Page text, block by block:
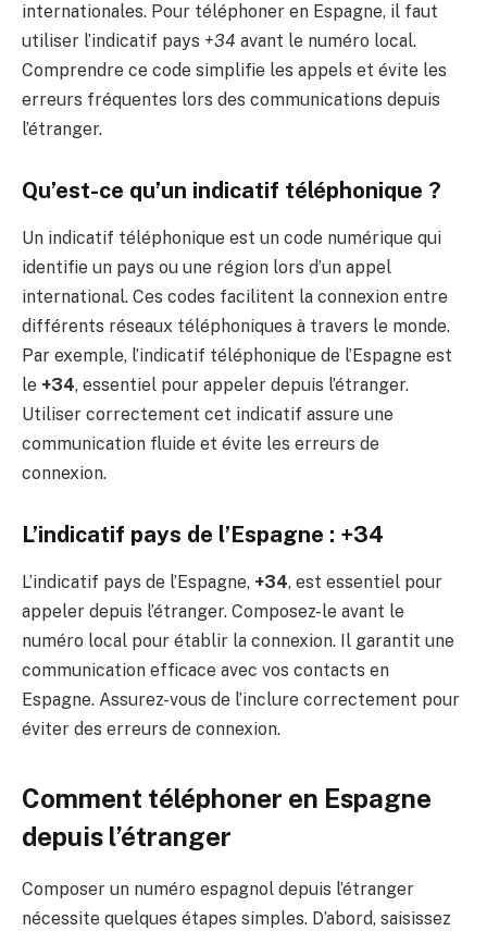
internationales. Pour téléphoner en Espagne, il faut
utiliser l’indicatif pays +34 avant le numéro local.
Comprendre ce code simplifie les appels et évite les
erreurs fréquentes lors des communications depuis
l’étranger.
Qu’est-ce qu’un indicatif téléphonique ?
Un indicatif téléphonique est un code numérique qui
identifie un pays ou une région lors d’un appel
international. Ces codes facilitent la connexion entre
différents réseaux téléphoniques à travers le monde.
Par exemple, l’indicatif téléphonique de l’Espagne est
le +34, essentiel pour appeler depuis l’étranger.
Utiliser correctement cet indicatif assure une
communication fluide et évite les erreurs de
connexion.
L’indicatif pays de l’Espagne : +34
L’indicatif pays de l’Espagne, +34, est essentiel pour
appeler depuis l’étranger. Composez-le avant le
numéro local pour établir la connexion. Il garantit une
communication efficace avec vos contacts en
Espagne. Assurez-vous de l’inclure correctement pour
éviter des erreurs de connexion.
Comment téléphoner en Espagne
depuis l’étranger
Composer un numéro espagnol depuis l’étranger
nécessite quelques étapes simples. D’abord, saisissez